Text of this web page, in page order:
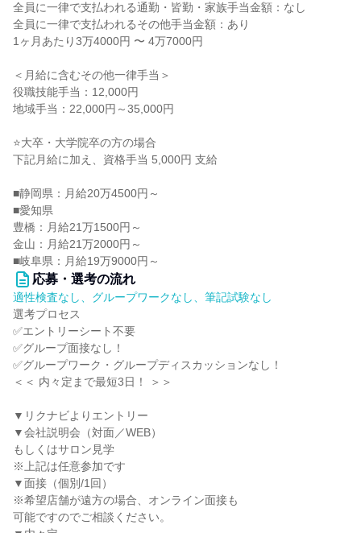
全員に一律で支払われる通勤・皆勤・家族手当金額：なし
全員に一律で支払われるその他手当金額：あり
1ヶ月あたり3万4000円 〜 4万7000円
＜月給に含むその他一律手当＞
役職技能手当：12,000円
地域手当：22,000円～35,000円
⭐大卒・大学院卒の方の場合
下記月給に加え、資格手当 5,000円 支給
■静岡県：月給20万4500円～
■愛知県
豊橋：月給21万1500円～
金山：月給21万2000円～
■岐阜県：月給19万9000円～
応募・選考の流れ
適性検査なし、グループワークなし、筆記試験なし
選考プロセス
✅エントリーシート不要
✅グループ面接なし！
✅グループワーク・グループディスカッションなし！
＜＜ 内々定まで最短3日！ ＞＞
▼リクナビよりエントリー
▼会社説明会（対面／WEB）
もしくはサロン見学
※上記は任意参加です
▼面接（個別/1回）
※希望店舗が遠方の場合、オンライン面接も
可能ですのでご相談ください。